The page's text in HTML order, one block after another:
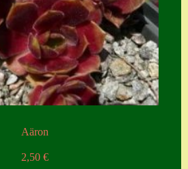
Aäron
2,50 €